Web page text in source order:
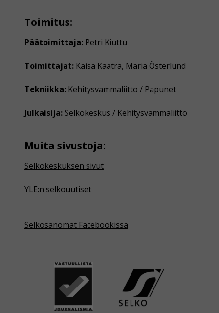
Toimitus:
Päätoimittaja: Petri Kiuttu
Toimittajat: Kaisa Kaatra, Maria Österlund
Tekniikka: Kehitysvammaliitto / Papunet
Julkaisija: Selkokeskus / Kehitysvammaliitto
Muita sivustoja:
Selkokeskuksen sivut
YLE:n selkouutiset
Selkosanomat Facebookissa